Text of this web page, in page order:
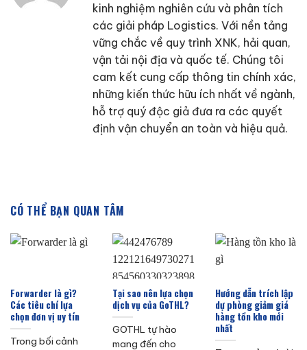
kinh nghiệm nghiên cứu và phân tích
các giải pháp Logistics. Với nền tảng
vững chắc về quy trình XNK, hải quan,
vận tải nội địa và quốc tế. Chúng tôi
cam kết cung cấp thông tin chính xác,
những kiến thức hữu ích nhất về ngành,
hỗ trợ quý độc giả đưa ra các quyết
định vận chuyển an toàn và hiệu quả.
CÓ THỂ BẠN QUAN TÂM
Forwarder là gì?
Các tiêu chí lựa
chọn đơn vị uy tín
Trong bối cảnh
Tại sao nên lựa chọn
dịch vụ của GoTHL?
GOTHL tự hào
mang đến cho
Hướng dẫn trích lập
dự phòng giảm giá
hàng tồn kho mới
nhất